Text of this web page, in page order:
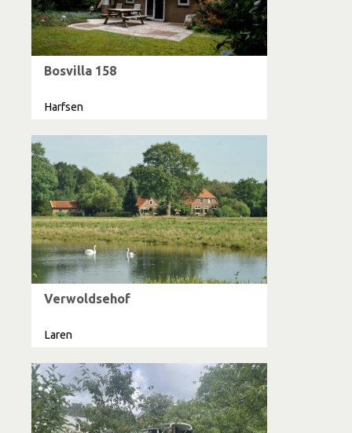
Bosvilla 158
Harfsen
Verwoldsehof
Laren